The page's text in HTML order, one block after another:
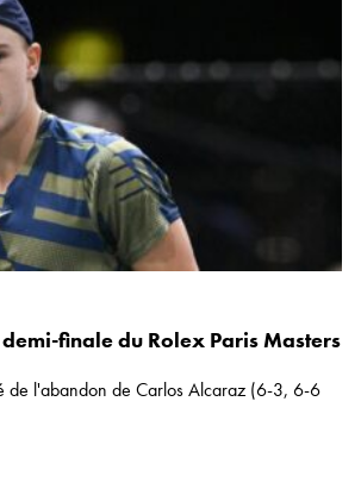
finale du Rolex Paris Masters
de l'abandon de Carlos Alcaraz (6-3, 6-6